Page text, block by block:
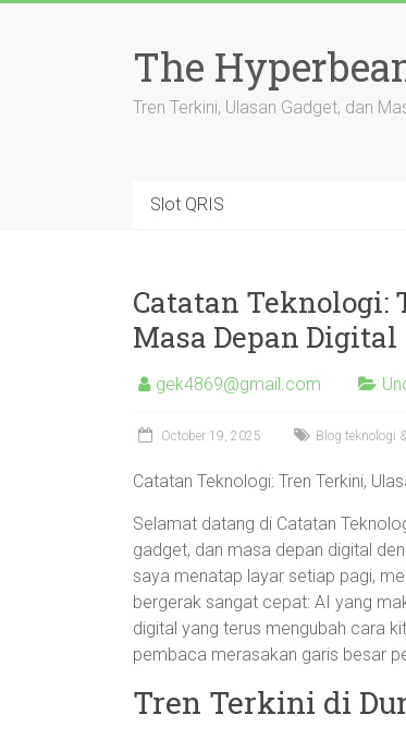
The
Tren Terkini, Ulasan Gadget, dan
Slot QRIS
Catatan Teknologi:
Masa Depan Digital
gek4869@gmail.com
October 19, 2025 Blog teknologi
Catatan Teknologi: Tren Terkini,
Selamat datang di Catatan
gadget, dan masa depan digital
saya menatap layar setiap pagi,
bergerak sangat cepat: AI yang
digital yang terus mengubah cara
pembaca merasakan garis besar
Tren Terkini di